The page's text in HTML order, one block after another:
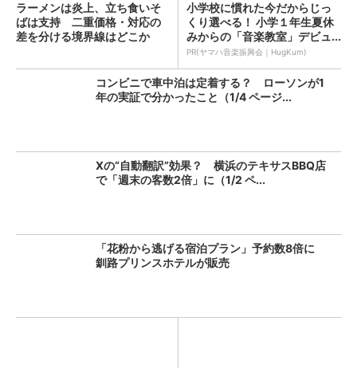
ラーメンは炎上、立ち食いそ
ばは支持 二重価格・対応の
差を分ける境界線はどこか
小学校に慣れた今だからじっ
くり選べる！ 小学１年生夏休
みからの「音楽教室」デビュ...
PR(ヤマハ音楽振興会｜HugKum)
コンビニで車中泊は定着する？ ローソンが1
年の実証で分かったこと（1/4 ページ...
Xの“自動翻訳”効果？ 横浜のテキサスBBQ店
で「週末の客数2倍」に（1/2 ペ...
「花粉から逃げる宿泊プラン」予約数8倍に
釧路プリンスホテルが販売